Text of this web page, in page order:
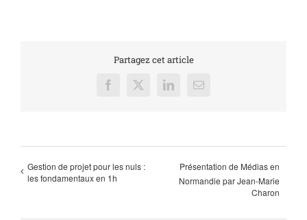
Partagez cet article
Facebook
X LinkedInEmail
Gestion de projet pour les nuls :
les fondamentaux en 1h
Présentation de Médias en
Normandie par Jean-Marie
Charon